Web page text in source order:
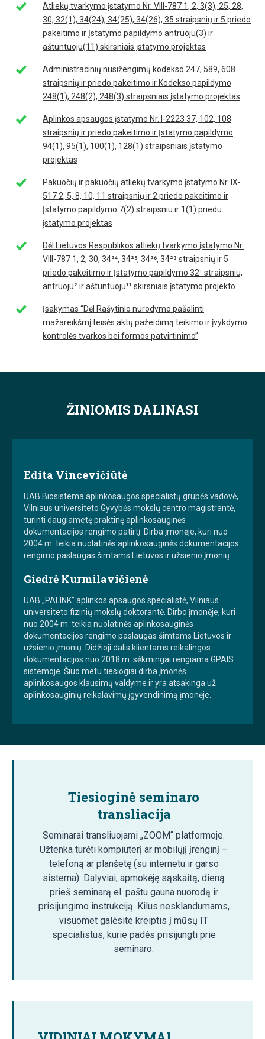
Atliekų tvarkymo įstatymo Nr. VIII-787 1, 2, 3(3), 25, 28,
30, 32(1), 34(24), 34(25), 34(26), 35 straipsnių ir 5 priedo
pakeitimo ir Įstatymo papildymo antruoju(3) ir
aštuntuoju(11) skirsniais įstatymo projektas
Administracinių nusižengimų kodekso 247, 589, 608
straipsnių ir priedo pakeitimo ir Kodekso papildymo
248(1), 248(2), 248(3) straipsniais įstatymo projektas
Aplinkos apsaugos įstatymo Nr. I-2223 37, 102, 108
straipsnių ir priedo pakeitimo ir Įstatymo papildymo
94(1), 95(1), 100(1), 128(1) straipsniais įstatymo
projektas
Pakuočių ir pakuočių atliekų tvarkymo įstatymo Nr. IX-
517 2, 5, 8, 10, 11 straipsnių ir 2 priedo pakeitimo ir
Įstatymo papildymo 7(2) straipsniu ir 1(1) priedu
įstatymo projektas
Dėl Lietuvos Respublikos atliekų tvarkymo įstatymo Nr.
VIII-787 1, 2, 30, 34²⁴, 34²⁵, 34²⁶, 34²⁸ straipsnių ir 5
priedo pakeitimo ir Įstatymo papildymo 32¹ straipsniu,
antruoju² ir aštuntuoju¹¹ skirsniais įstatymo projekto
Įsakymas “Dėl Rašytinio nurodymo pašalinti
mažareikšmį teisės aktų pažeidimą teikimo ir įvykdymo
kontrolės tvarkos bei formos patvirtinimo”
ŽINIOMIS DALINASI
Edita Vincevičiūtė
UAB Biosistema aplinkosaugos specialistų grupės vadovė,
Vilniaus universiteto Gyvybės mokslų centro magistrantė,
turinti daugiametę praktinę aplinkosauginės
dokumentacijos rengimo patirtį. Dirba įmonėje, kuri nuo
2004 m. teikia nuolatinės aplinkosauginės dokumentacijos
rengimo paslaugas šimtams Lietuvos ir užsienio įmonių.
Giedrė Kurmilavičienė
UAB „PALINK” aplinkos apsaugos specialistė, Vilniaus
universiteto fizinių mokslų doktorantė. Dirbo įmonėje, kuri
nuo 2004 m. teikia nuolatinės aplinkosauginės
dokumentacijos rengimo paslaugas šimtams Lietuvos ir
užsienio įmonių. Didžioji dalis klientams reikalingos
dokumentacijos nuo 2018 m. sėkmingai rengiama GPAIS
sistemoje. Šiuo metu tiesiogiai dirba įmonės
aplinkosaugos klausimų valdyme ir yra atsakinga už
aplinkosauginių reikalavimų įgyvendinimą įmonėje.
Tiesioginė seminaro
transliacija
Seminarai transliuojami „ZOOM“ platformoje.
Užtenka turėti kompiuterį ar mobilųjį įrenginį –
telefoną ar planšetę (su internetu ir garso
sistema). Dalyviai, apmokėję sąskaitą, dieną
prieš seminarą el. paštu gauna nuorodą ir
prisijungimo instrukciją. Kilus nesklandumams,
visuomet galėsite kreiptis į mūsų IT
specialistus, kurie padės prisijungti prie
seminaro.